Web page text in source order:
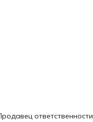
ответственности